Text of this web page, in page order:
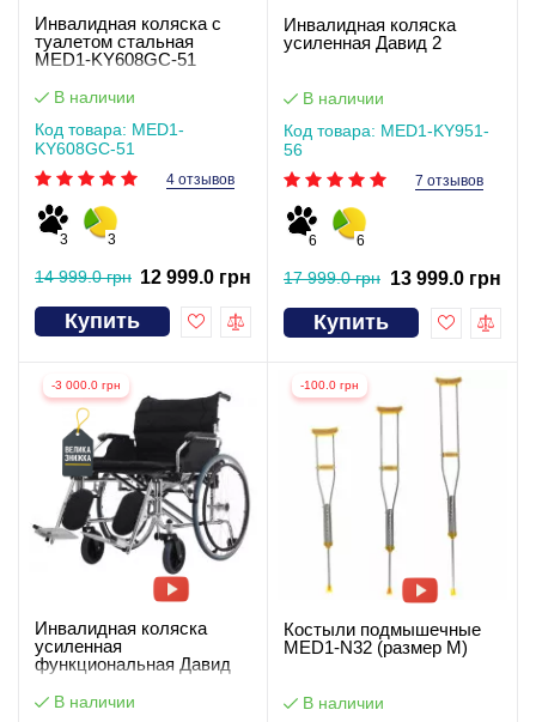
Инвалидная коляска с
туалетом стальная
MED1-KY608GC-51
В наличии
Код товара: MED1-
KY608GC-51
4 отзывов
3 3
14 999.0 грн 12 999.0 грн
Купить
Инвалидная коляска
усиленная Давид 2
В наличии
Код товара: MED1-KY951-
56
7 отзывов
6 6
17 999.0 грн 13 999.0 грн
Купить
-3 000.0 грн
Инвалидная коляска
усиленная
функциональная Давид
В наличии
-100.0 грн
Костыли подмышечные
MED1-N32 (размер M)
В наличии